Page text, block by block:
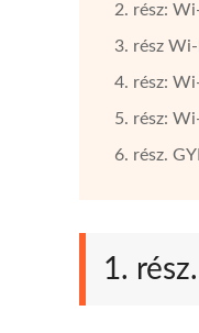
2. rész:
3. rész
4. rész:
5. rész:
6. rész.
1.